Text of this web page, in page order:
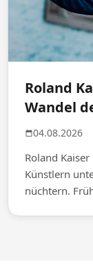
Roland
Wandel
04.08.2026
Roland
Künstlern
nüchtern.